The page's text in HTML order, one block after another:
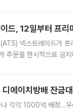
드, 12일부터 프리
넥스트레이드가
주문을 한시적으로 금
디에이치방배 잔금
나 각각 1000억 배정…